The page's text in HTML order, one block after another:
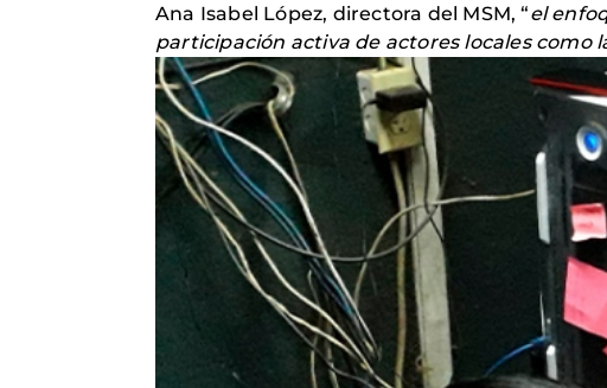
Ana Isabel López, directora del MSM, “el
participación activa de actores locales como